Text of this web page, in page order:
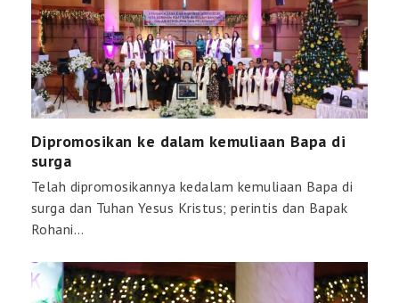
Dipromosikan ke dalam kemuliaan Bapa di
surga
Telah dipromosikannya kedalam kemuliaan Bapa di
surga dan Tuhan Yesus Kristus; perintis dan Bapak
Rohani…